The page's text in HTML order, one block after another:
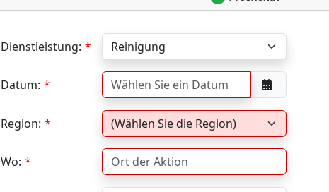
Dienstleistung:
Datum:
Region:
Wo: